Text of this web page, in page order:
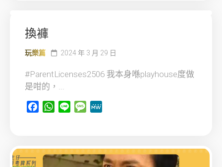
換褲
玩樂篇 2024 年 3 月 29 日
#ParentLicenses2506 我本身喺playhouse度做
是咁的，...
FacebookWhatsApp
Line Message